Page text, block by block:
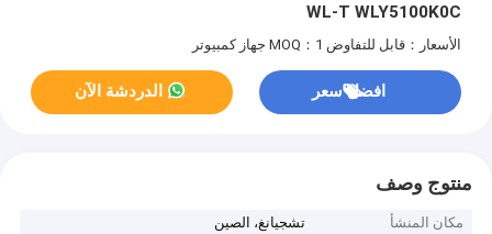
WL-T WLY5100K0C
الأسعار：قابل للتفاوض MOQ：1 جهاز كمبيوتر
افضل سعر الدردشة الآن
منتوج وصف
مكان المنشأ
تشجيانغ، الصين